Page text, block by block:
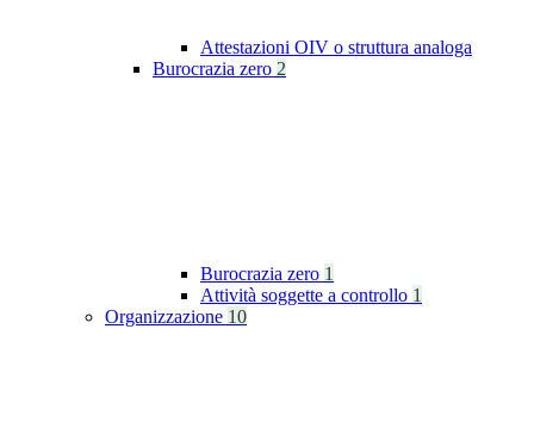
Attestazioni OIV o struttura analoga
Burocrazia zero 2
Burocrazia zero 1
Attività soggette a controllo 1
Organizzazione 10